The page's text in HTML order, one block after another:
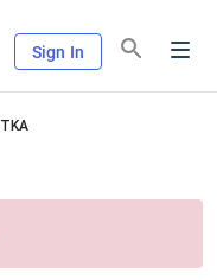
Sign In